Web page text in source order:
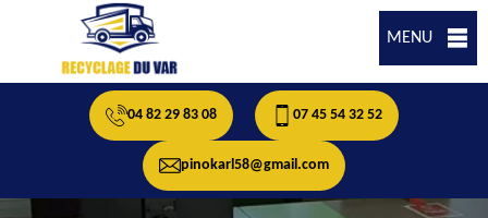
MENU
04 82 29 83 08 07 45 54 32 52
pinokarl58@gmail.com